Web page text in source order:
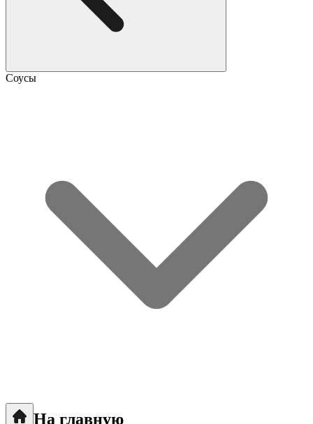
Соусы
На главную